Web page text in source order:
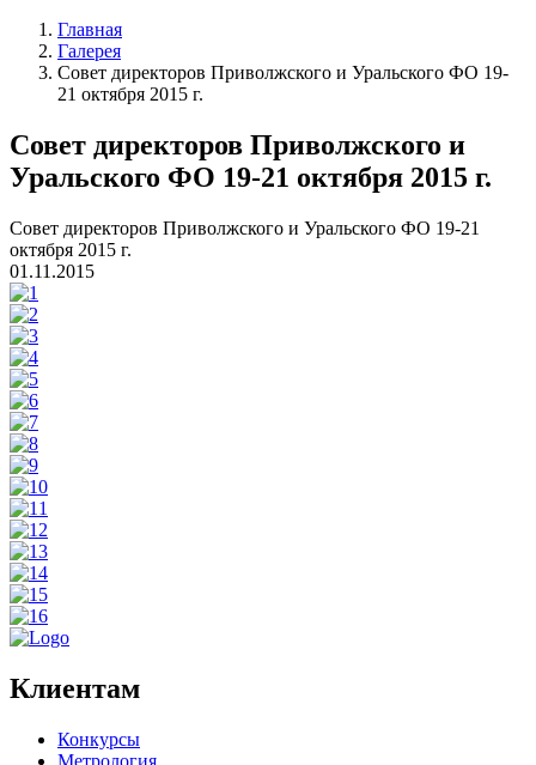
Главная
Галерея
Совет директоров Приволжского и Уральского ФО 19-
21 октября 2015 г.
Совет директоров Приволжского и
Уральского ФО 19-21 октября 2015 г.
Совет директоров Приволжского и Уральского ФО 19-21
октября 2015 г.
01.11.2015
Клиентам
Конкурсы
Метрология